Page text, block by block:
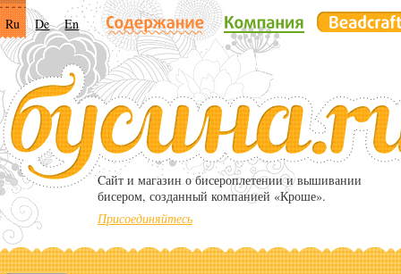
Ru De En
Cайт и магазин о бисероплетении и вышивании
бисером, созданный компанией «Кроше».
Присоединяйтесь